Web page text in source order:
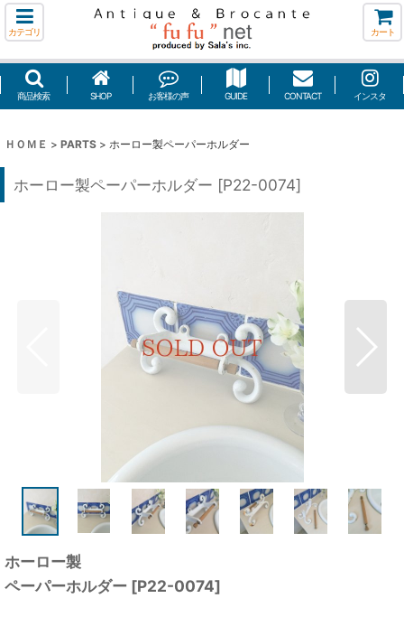
カテゴリ カート
商品検索 SHOP お客様の声 GUIDE CONTACT インスタ
ＨＯＭＥ > PARTS > ホーロー製ペーパーホルダー
ホーロー製ペーパーホルダー [P22-0074]
ホーロー製
ペーパーホルダー [P22-0074]